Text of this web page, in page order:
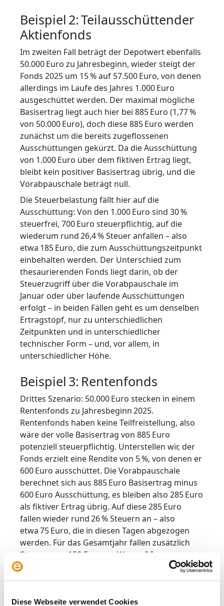
Diese Webseite verwendet Cookies
Beispiel 2: Teilausschüttender
Aktienfonds
Im zweiten Fall beträgt der Depotwert ebenfalls
50.000 Euro zu Jahresbeginn, wieder steigt der
Fonds 2025 um 15 % auf 57.500 Euro, von denen
allerdings im Laufe des Jahres 1.000 Euro
ausgeschüttet werden. Der maximal mögliche
Basisertrag liegt auch hier bei 885 Euro (1,77 %
von 50.000 Euro), doch diese 885 Euro werden
zunächst um die bereits zugeflossenen
Ausschüttungen gekürzt. Da die Ausschüttung
von 1.000 Euro über dem fiktiven Ertrag liegt,
bleibt kein positiver Basisertrag übrig, und die
Vorabpauschale beträgt null.
Die Steuerbelastung fällt hier auf die
Ausschüttung: Von den 1.000 Euro sind 30 %
steuerfrei, 700 Euro steuerpflichtig, auf die
wiederum rund 26,4 % Steuer anfallen – also
etwa 185 Euro, die zum Ausschüttungszeitpunkt
einbehalten werden. Der Unterschied zum
thesaurierenden Fonds liegt darin, ob der
Steuerzugriff über die Vorabpauschale im
Januar oder über laufende Ausschüttungen
erfolgt – in beiden Fällen geht es um denselben
Ertragstopf, nur zu unterschiedlichen
Zeitpunkten und in unterschiedlicher
technischer Form – und, vor allem, in
unterschiedlicher Höhe.
Beispiel 3: Rentenfonds
Drittes Szenario: 50.000 Euro stecken in einem
Rentenfonds zu Jahresbeginn 2025.
Rentenfonds haben keine Teilfreistellung, also
wäre der volle Basisertrag von 885 Euro
potenziell steuerpflichtig. Unterstellen wir, der
Fonds erzielt eine Rendite von 5 %, von denen er
600 Euro ausschüttet. Die Vorabpauschale
berechnet sich aus 885 Euro Basisertrag minus
600 Euro Ausschüttung, es bleiben also 285 Euro
als fiktiver Ertrag übrig. Auf diese 285 Euro
fallen wieder rund 26 % Steuern an – also
etwa 75 Euro, die in diesen Tagen abgezogen
werden. Für das Gesamtjahr fallen zusätzlich
Steuern von 158 Euro an. Warum? Im
Rentenfonds‑Beispiel stammen die insgesamt
rund 233 Euro Steuer aus zwei Komponenten:
75 Euro an Steuern an; zum anderen wurde die